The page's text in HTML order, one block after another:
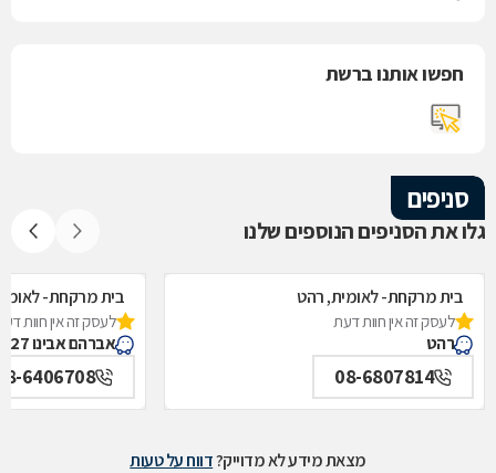
חפשו אותנו ברשת
סניפים
גלו את הסניפים הנוספים שלנו
בית מרקחת- לאומית, רהט
לעסק זה אין חוות דעת
רהט
08-6807814
בית מרקחת-
לעסק זה אין חוות
אברהם אבינו 27, באר שבע
6406708
מצאת מידע לא מדוייק?דווח על טעות